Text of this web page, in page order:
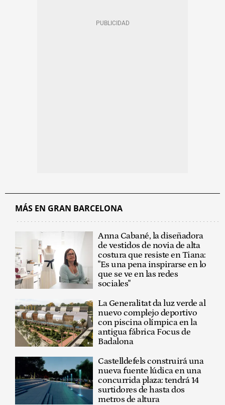
MÁS EN GRAN BARCELONA
Anna Cabané, la diseñadora
de vestidos de novia de alta
costura que resiste en Tiana:
"Es una pena inspirarse en lo
que se ve en las redes
sociales"
La Generalitat da luz verde al
nuevo complejo deportivo
con piscina olímpica en la
antigua fábrica Focus de
Badalona
Castelldefels construirá una
nueva fuente lúdica en una
concurrida plaza: tendrá 14
surtidores de hasta dos
metros de altura